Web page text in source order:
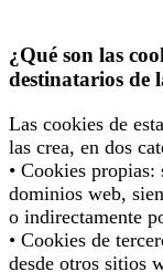
¿Qué son las
destinatarios de
Las cookies de
las crea, en dos
• Cookies propias:
dominios web,
o indirectamente
• Cookies de
desde otros sitios